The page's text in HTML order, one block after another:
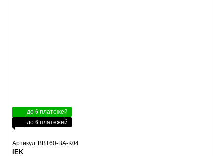
до 6 платежей
до 6 платежей
Артикул: BBT60-BA-K04
IEK